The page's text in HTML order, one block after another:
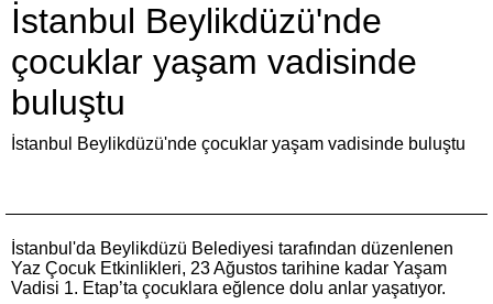
İstanbul Beylikdüzü'nde
çocuklar yaşam vadisinde
buluştu
İstanbul Beylikdüzü'nde çocuklar yaşam vadisinde buluştu
İstanbul'da Beylikdüzü Belediyesi tarafından düzenlenen
Yaz Çocuk Etkinlikleri, 23 Ağustos tarihine kadar Yaşam
Vadisi 1. Etap’ta çocuklara eğlence dolu anlar yaşatıyor.